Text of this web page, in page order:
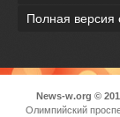
Полная версия
News-w.org ©
Олимпийский